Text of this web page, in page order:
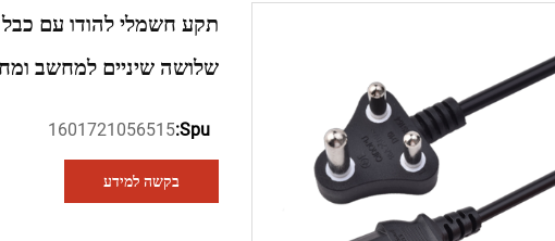
תקע חשמלי להודו עם
שלושה שיניים למחשב
Spu:
1601721056515
בקשה למידע